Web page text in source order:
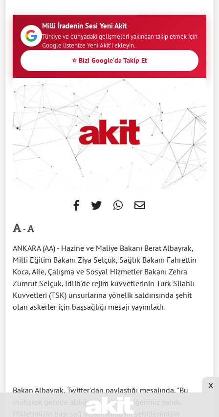
Milli İradenin Sesi Yeni Akit
Türkiye ve dünyadaki gelişmeleri yakından takip etmek için
Google listenize Yeni Akit'i ekleyin.
⭐ Bizi Google'da Takip Et
-
ANKARA (AA) - Hazine ve Maliye Bakanı Berat Albayrak,
Milli Eğitim Bakanı Ziya Selçuk, Sağlık Bakanı Fahrettin
Koca, Aile, Çalışma ve Sosyal Hizmetler Bakanı Zehra
Zümrüt Selçuk, İdlib'de rejim kuvvetlerinin Türk Silahlı
Kuvvetleri (TSK) unsurlarına yönelik saldırısında şehit
olan askerler için başsağlığı mesajı yayımladı.
Bakan Albayrak, Twitter'dan paylaştığı mesajında, "Bu
mübarek gecede aldığımız haberle ciğerimiz yandı.
Milletimizin başı sağ olsun. Rabb'im şehitlerimizin
x